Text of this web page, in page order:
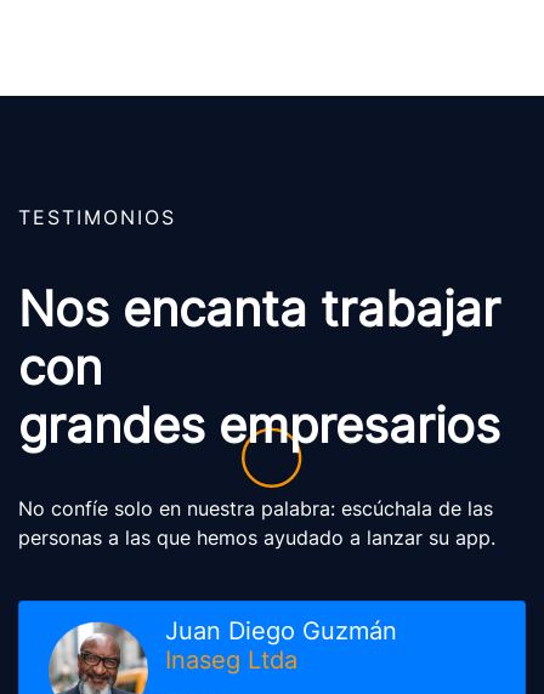
TESTIMONIOS
Nos encanta trabajar
con
grandes empresarios
No confíe solo en nuestra palabra: escúchala de las
personas a las que hemos ayudado a lanzar su app.
Juan Diego Guzmán
Inaseg Ltda